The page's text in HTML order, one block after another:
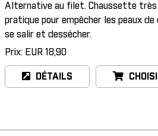
Alternative au filet. Chaussette très
pratique pour empêcher les peaux de
se salir et dessécher.
Prix: EUR 18,90
DÉTAILS